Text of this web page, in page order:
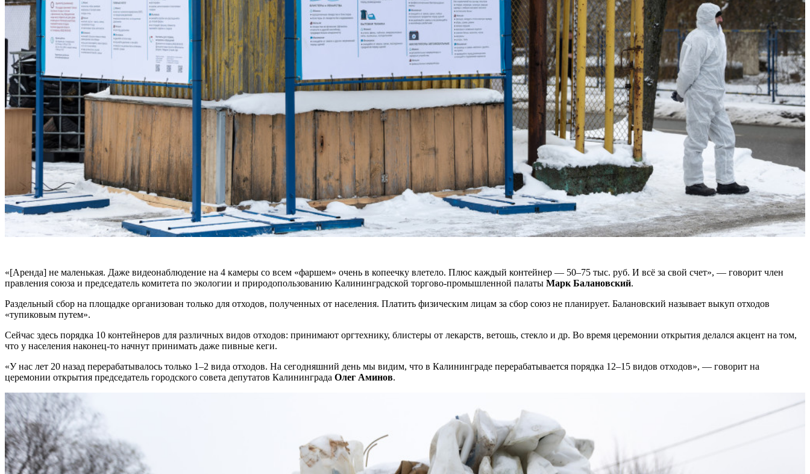
«[Аренда] не маленькая. Даже видеонаблюдение на 4 камеры со всем «фаршем» очень в копеечку влетело. Плюс каждый контейнер — 50–75 тыс. руб. И всё за свой счет», — говорит член
правления союза и председатель комитета по экологии и природопользованию Калининградской торгово-промышленной палаты Марк Балановский.
Раздельный сбор на площадке организован только для отходов, полученных от населения. Платить физическим лицам за сбор союз не планирует. Балановский называет выкуп отходов
«тупиковым путем».
Сейчас здесь порядка 10 контейнеров для различных видов отходов: принимают оргтехнику, блистеры от лекарств, ветошь, стекло и др. Во время церемонии открытия делался акцент на том,
что у населения наконец-то начнут принимать даже пивные кеги.
«У нас лет 20 назад перерабатывалось только 1–2 вида отходов. На сегодняшний день мы видим, что в Калининграде перерабатывается порядка 12–15 видов отходов», — говорит на
церемонии открытия председатель городского совета депутатов Калининграда Олег Аминов.